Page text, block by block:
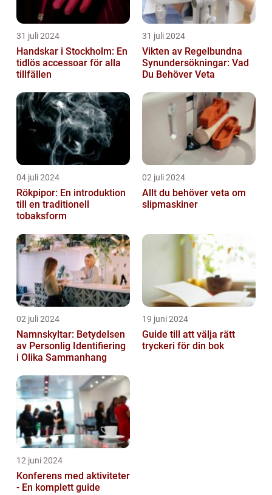
31 juli 2024
Handskar i Stockholm: En
tidlös accessoar för alla
tillfällen
31 juli 2024
Vikten av Regelbundna
Synundersökningar: Vad
Du Behöver Veta
04 juli 2024
Rökpipor: En introduktion
till en traditionell
tobaksform
02 juli 2024
Allt du behöver veta om
slipmaskiner
02 juli 2024
Namnskyltar: Betydelsen
av Personlig Identifiering
i Olika Sammanhang
19 juni 2024
Guide till att välja rätt
tryckeri för din bok
12 juni 2024
Konferens med aktiviteter
- En komplett guide